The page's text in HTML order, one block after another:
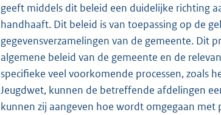
geeft middels dit beleid een duidelijke richting
handhaaft. Dit beleid is van toepassing op de
gegevensverzamelingen van de gemeente. Dit
algemene beleid van de gemeente en de
specifieke veel voorkomende processen, zoals
Jeugdwet, kunnen de betreffende afdelingen
kunnen zij aangeven hoe wordt omgegaan met